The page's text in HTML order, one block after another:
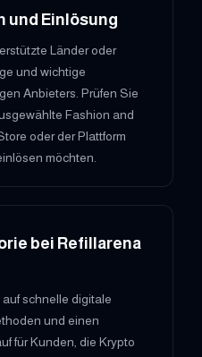
und Einlösung
Länder oder
und wichtige
Anbieters. Prüfen Sie
Fashion and
oder der Plattform
möchten.
bei Refillarena
schnelle digitale
und einen
für Kunden, die Krypto